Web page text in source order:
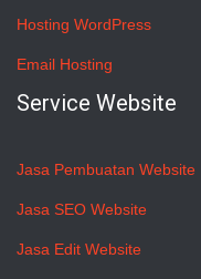
Hosting WordPress
Email Hosting
Service Website
Jasa Pembuatan Website
Jasa SEO Website
Jasa Edit Website